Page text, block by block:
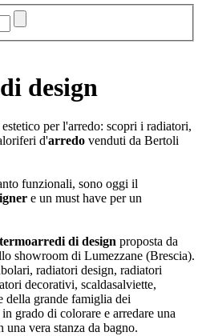
design
per l'arredo: scopri i radiatori,
d'arredo venduti da Bertoli
funzionali, sono oggi il
e un must have per un
termoarredi di design proposta da
showroom di Lumezzane (Brescia).
radiatori design, radiatori
decorativi, scaldasalviette,
della grande famiglia dei
grado di colorare e arredare una
una vera stanza da bagno.